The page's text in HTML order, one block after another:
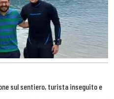
sul sentiero, turista inseguito e